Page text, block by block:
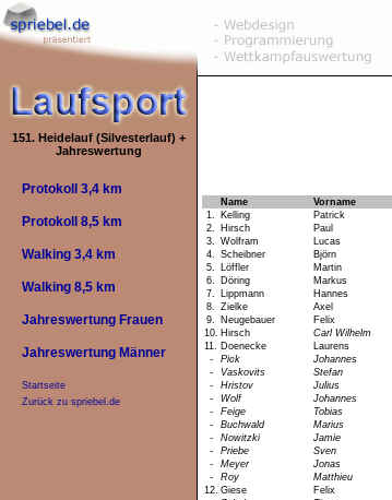
151. Heidelauf (Silvesterlauf) +
Jahreswertung
Protokoll 3,4 km
Protokoll 8,5 km
Walking 3,4 km
Walking 8,5 km
Jahreswertung Frauen
Jahreswertung Männer
Startseite
Zurück zu spriebel.de
Name
Vorname
1.
Kelling Patrick
2.
Hirsch Paul
3.
Wolfram Lucas
4.
Scheibner Björn
5.
Löffler Martin
6.
Döring Markus
7.
Lippmann Hannes
8.
Zielke Axel
9.
Neugebauer Felix
10. Hirsch Carl Wilhelm
11.
Doenecke Laurens
-
Pick Johannes
-
Vaskovits Stefan
-
Hristov Julius
-
Wolf Johannes
-
Feige Tobias
-
Buchwald Marius
-
Nowitzki Jamie
-
Priebe Sven
-
Meyer Jonas
-
Roy Matthieu
12. Giese Felix